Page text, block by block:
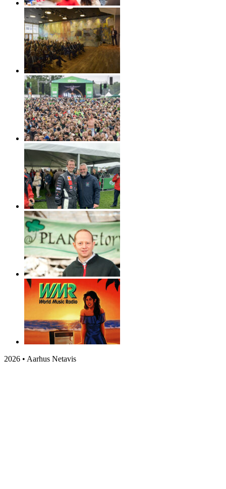
2026 • Aarhus Netavis